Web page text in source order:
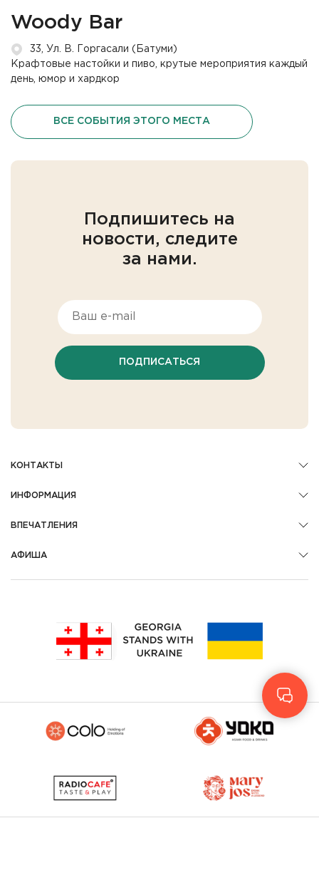
Woody Bar
33, Ул. В. Горгасали (Батуми)
Крафтовые настойки и пиво, крутые мероприятия каждый
день, юмор и хардкор
ВСЕ СОБЫТИЯ ЭТОГО МЕСТА
Подпишитесь на
новости, следите
за нами.
ПОДПИСАТЬСЯ
КОНТАКТЫ
ИНФОРМАЦИЯ
ВПЕЧАТЛЕНИЯ
АФИША
Geo